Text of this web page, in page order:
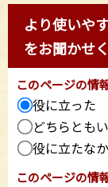
より使いや
をお聞かせ
このページの情
役に立った
どちらとも
役に立たな
このページの情